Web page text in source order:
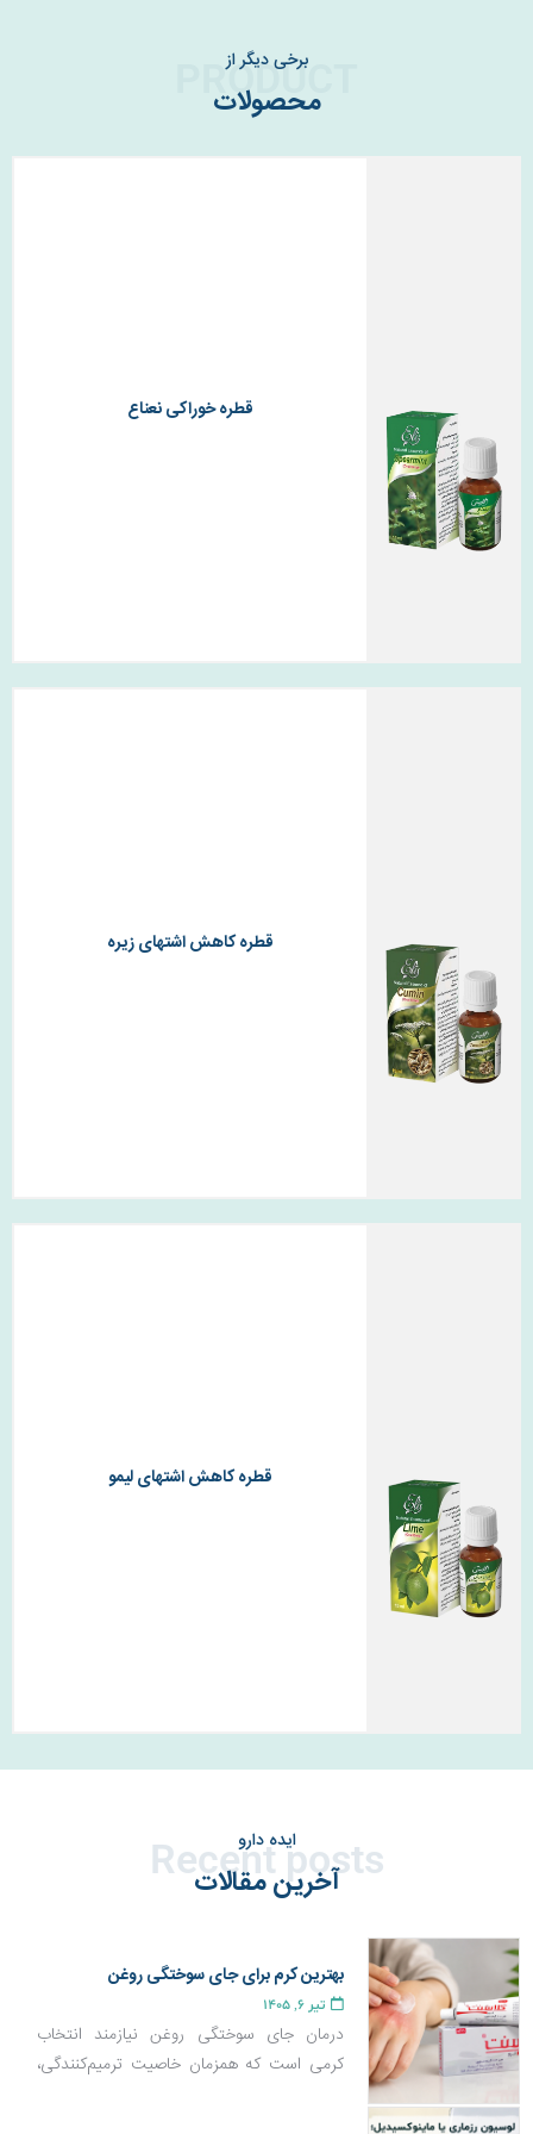
برخی دیگر از
محصولات
PRODUCT
قطره خوراکی نعناع
قطره کاهش اشتهای زیره
قطره کاهش اشتهای لیمو
ایده دارو
آخرین مقالات
Recent posts
بهترین کرم برای جای سوختگی روغن
تیر 6, 1405
درمان جای سوختگی روغن نیازمند انتخاب
کرمی است که همزمان خاصیت ترمیم‌کنندگی،